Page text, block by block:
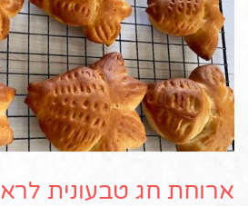
ארוחת חג טבעונית